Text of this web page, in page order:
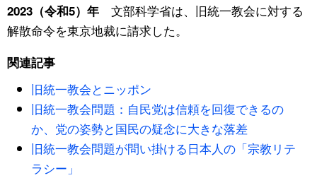
2023（令和5）年文部科学省は、旧統一教会に対する
解散命令を東京地裁に請求した。
関連記事
旧統一教会とニッポン
旧統一教会問題：自民党は信頼を回復できるの
か、党の姿勢と国民の疑念に大きな落差
旧統一教会問題が問い掛ける日本人の「宗教リテ
ラシー」